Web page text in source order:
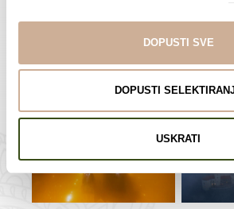
DOPUSTI SVE
DOPUSTI
USKRATI
Limited Edition